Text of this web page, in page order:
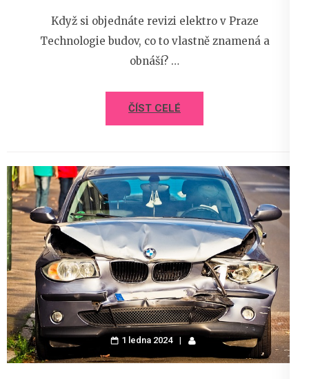
Když si objednáte revizi elektro v Praze
Technologie budov, co to vlastně znamená a
obnáší? …
ČÍST CELÉ
1 ledna 2024